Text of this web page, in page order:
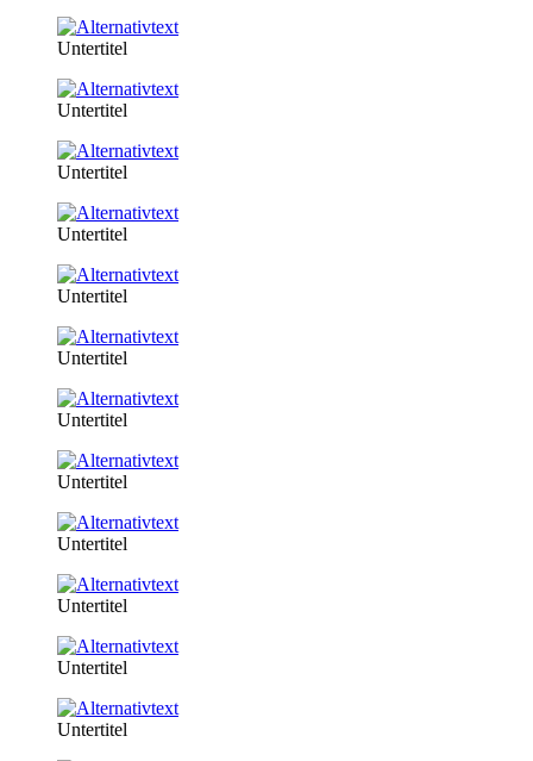
Untertitel
Untertitel
Untertitel
Untertitel
Untertitel
Untertitel
Untertitel
Untertitel
Untertitel
Untertitel
Untertitel
Untertitel